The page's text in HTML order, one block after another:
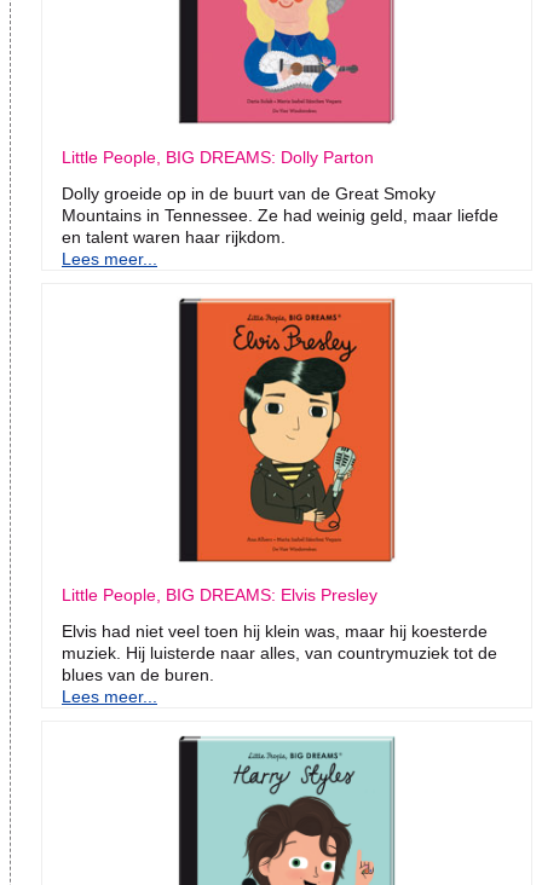
Little People, BIG DREAMS: Dolly Parton
Dolly groeide op in de buurt van de Great Smoky
Mountains in Tennessee. Ze had weinig geld, maar liefde
en talent waren haar rijkdom.
Lees meer...
Little People, BIG DREAMS: Elvis Presley
Elvis had niet veel toen hij klein was, maar hij koesterde
muziek. Hij luisterde naar alles, van countrymuziek tot de
blues van de buren.
Lees meer...